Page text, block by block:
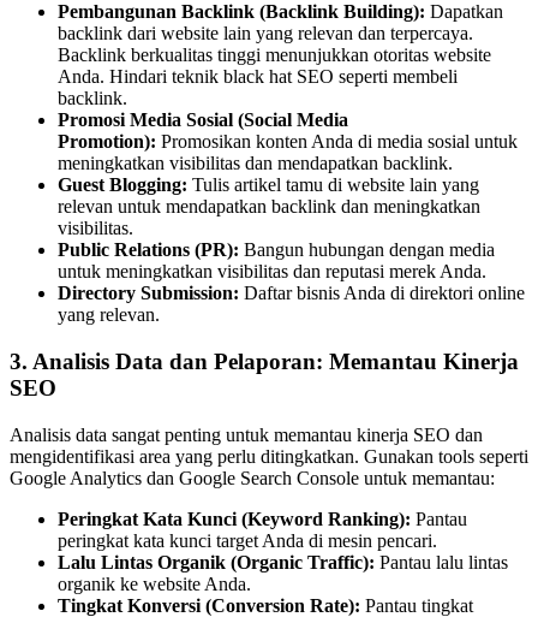
Pembangunan Backlink (Backlink Building): Dapatkan
backlink dari website lain yang relevan dan terpercaya.
Backlink berkualitas tinggi menunjukkan otoritas website
Anda. Hindari teknik black hat SEO seperti membeli
backlink.
Promosi Media Sosial (Social Media
Promotion): Promosikan konten Anda di media sosial untuk
meningkatkan visibilitas dan mendapatkan backlink.
Guest Blogging: Tulis artikel tamu di website lain yang
relevan untuk mendapatkan backlink dan meningkatkan
visibilitas.
Public Relations (PR): Bangun hubungan dengan media
untuk meningkatkan visibilitas dan reputasi merek Anda.
Directory Submission: Daftar bisnis Anda di direktori online
yang relevan.
3. Analisis Data dan Pelaporan: Memantau Kinerja
SEO
Analisis data sangat penting untuk memantau kinerja SEO dan
mengidentifikasi area yang perlu ditingkatkan. Gunakan tools seperti
Google Analytics dan Google Search Console untuk memantau:
Peringkat Kata Kunci (Keyword Ranking): Pantau
peringkat kata kunci target Anda di mesin pencari.
Lalu Lintas Organik (Organic Traffic): Pantau lalu lintas
organik ke website Anda.
Tingkat Konversi (Conversion Rate): Pantau tingkat